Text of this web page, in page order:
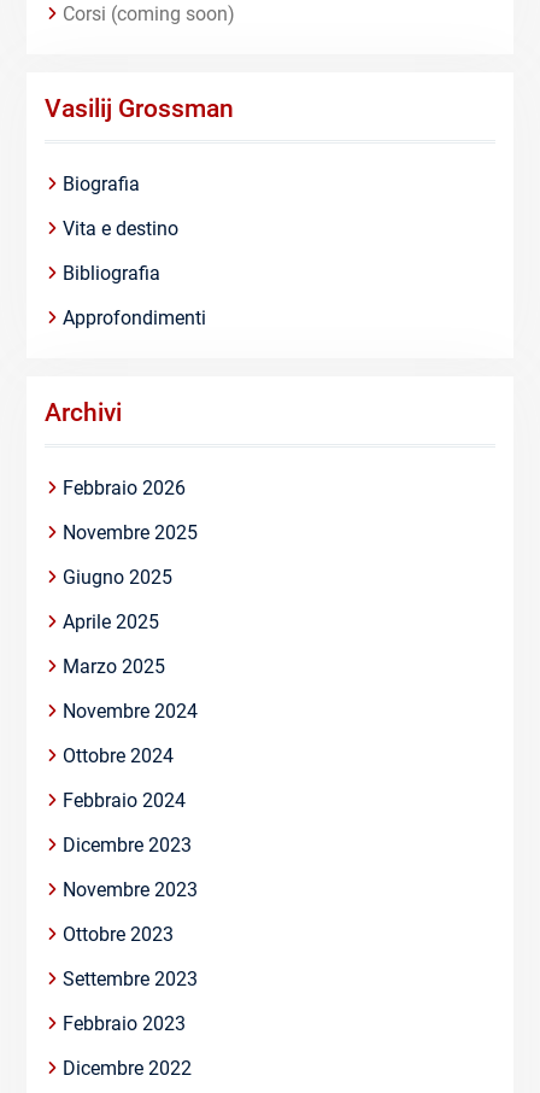
Corsi (coming soon)
Vasilij Grossman
Biografia
Vita e destino
Bibliografia
Approfondimenti
Archivi
Febbraio 2026
Novembre 2025
Giugno 2025
Aprile 2025
Marzo 2025
Novembre 2024
Ottobre 2024
Febbraio 2024
Dicembre 2023
Novembre 2023
Ottobre 2023
Settembre 2023
Febbraio 2023
Dicembre 2022